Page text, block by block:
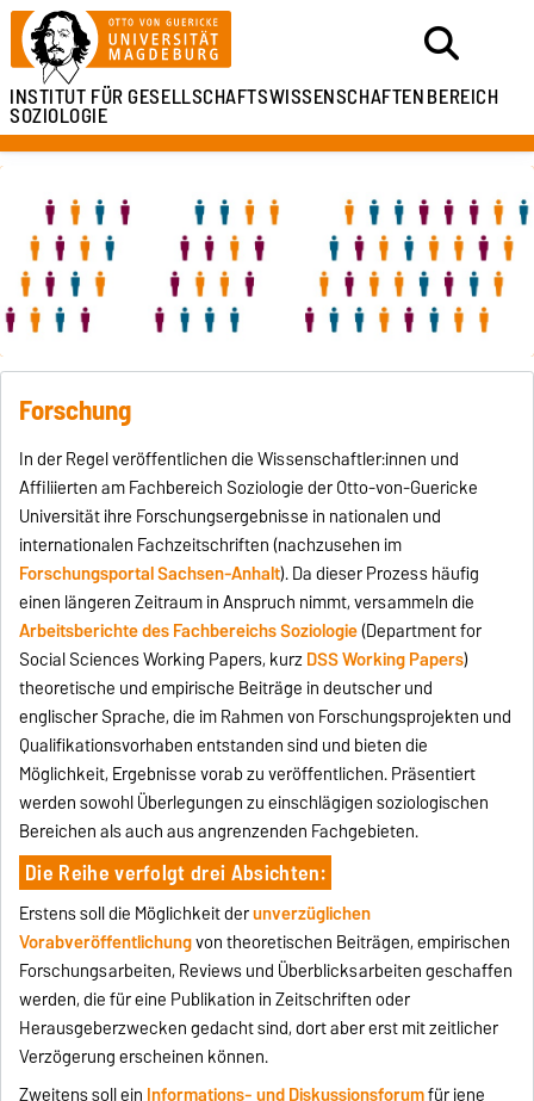
INSTITUT FÜRGESELLSCHAFTSWISSENSCHAFTENBEREICH
SOZIOLOGIE
Forschung
In der Regel veröffentlichen die Wissenschaftler:innen und
Affiliierten am Fachbereich Soziologie der Otto-von-Guericke
Universität ihre Forschungsergebnisse in nationalen und
internationalen Fachzeitschriften (nachzusehen im
Forschungsportal Sachsen-Anhalt). Da dieser Prozess häufig
einen längeren Zeitraum in Anspruch nimmt, versammeln die
Arbeitsberichte des Fachbereichs Soziologie(Department for
Social Sciences Working Papers, kurz DSS Working Papers)
theoretische und empirische Beiträge in deutscher und
englischer Sprache, die im Rahmen von Forschungsprojekten und
Qualifikationsvorhaben entstanden sind und bieten die
Möglichkeit, Ergebnisse vorab zu veröffentlichen. Präsentiert
werden sowohl Überlegungen zu einschlägigen soziologischen
Bereichen als auch aus angrenzenden Fachgebieten.
Die Reihe verfolgt drei Absichten:
Erstens soll die Möglichkeit derunverzüglichen
Vorabveröffentlichungvon theoretischen Beiträgen, empirischen
Forschungsarbeiten, Reviews und Überblicksarbeiten geschaffen
werden, die für eine Publikation in Zeitschriften oder
Herausgeberzwecken gedacht sind, dort aber erst mit zeitlicher
Verzögerung erscheinen können.
Zweitens soll ein Informations- und Diskussionsforumfür jene